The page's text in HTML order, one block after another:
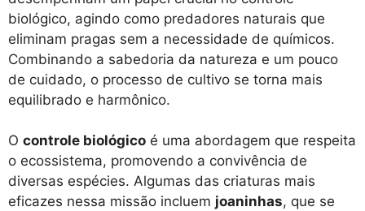
biológico, agindo como predadores naturais que
eliminam pragas sem a necessidade de químicos.
Combinando a sabedoria da natureza e um pouco
de cuidado, o processo de cultivo se torna mais
equilibrado e harmônico.
O controle biológico é uma abordagem que respeita
o ecossistema, promovendo a convivência de
diversas espécies. Algumas das criaturas mais
eficazes nessa missão incluem joaninhas, que se